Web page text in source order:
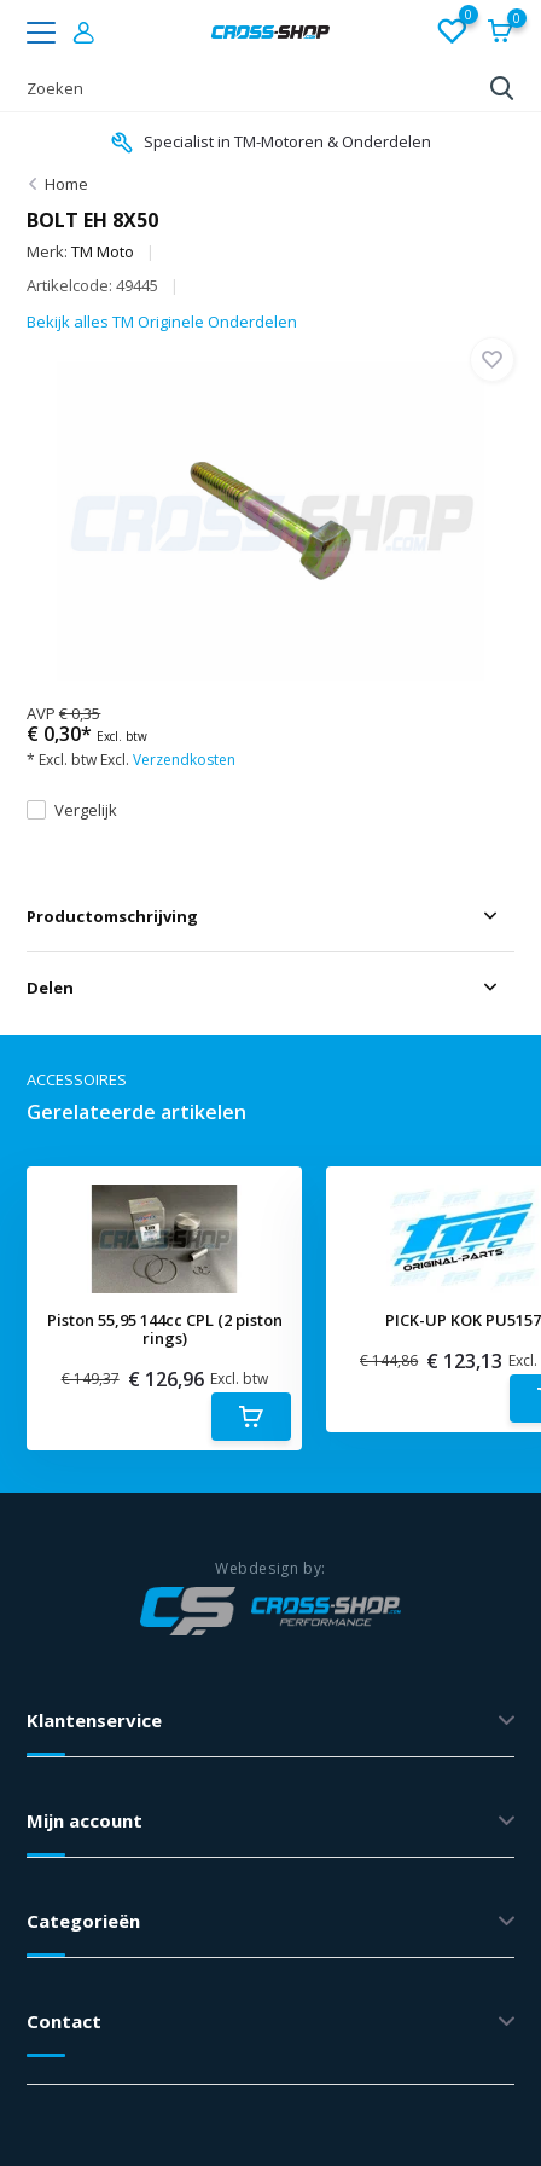
0 0
Specialist in TM-Motoren & Onderdelen
Home
BOLT EH 8X50
Merk:TM Moto
Artikelcode: 49445
Bekijk alles TM Originele Onderdelen
AVP€ 0,35
€ 0,30* Excl. btw
* Excl. btw Excl.Verzendkosten
Vergelijk
Productomschrijving
Delen
ACCESSOIRES
Gerelateerde artikelen
Piston 55,95 144cc CPL (2 piston
rings)
€ 149,37 € 126,96 Excl. btw
PICK-UP KOK PU5157
€ 144,86 € 123,13
Klantenservice
Mijn account
Categorieën
Contact